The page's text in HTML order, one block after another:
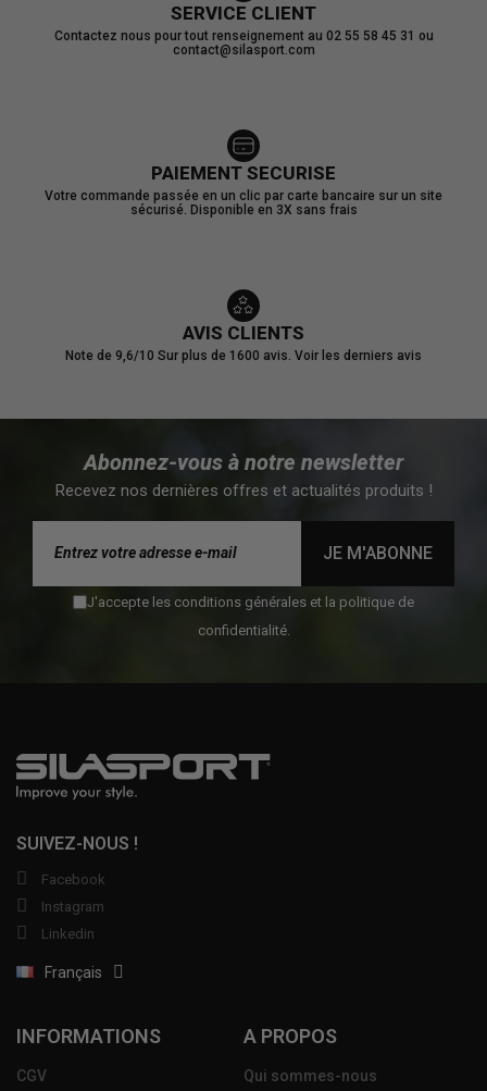
SERVICE CLIENT
Contactez nous pour tout renseignement au 02 55 58 45 31 ou
contact@silasport.com
PAIEMENT SECURISE
Votre commande passée en un clic par carte bancaire sur un site
sécurisé. Disponible en 3X sans frais
AVIS CLIENTS
Note de 9,6/10 Sur plus de 1600 avis. Voir les derniers avis
Abonnez-vous à notre newsletter
Recevez nos dernières offres et actualités produits !
JE M'ABONNE
J'accepte les conditions générales et la politique de
confidentialité.
SUIVEZ-NOUS !
Facebook
Instagram
Linkedin
Français
INFORMATIONS
CGV
A PROPOS
Qui sommes-nous